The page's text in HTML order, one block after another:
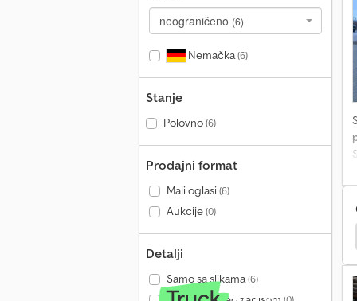
neograničeno (6)
Nemačka(6)
Stanje
Polovno(6)
Prodajni format
Mali oglasi(6)
Aukcije(0)
Detalji
Samo sa slikama(6)
Massey Ferguson Traktori